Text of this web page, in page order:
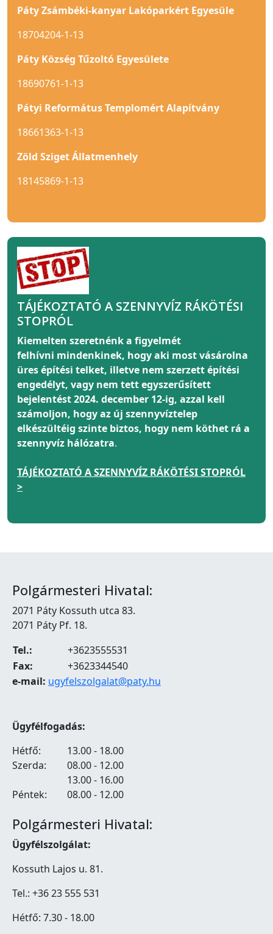
Páty Zsámbéki-kanyar Lakóparkért Egyesüle
18704204-1-13
Páty Község Tűzoltó Egyesülete
18690761-1-13
Pátyi Református Templomért Alapítvány
18661363-1-13
Zöld Sziget Állatmenhely
18145869-1-13
TÁJÉKOZTATÓ A SZENNYVÍZ RÁKÖTÉSI
STOPRÓL
Kiemelten szeretnénk a figyelmét
felhívni mindenkinek, hogy aki most vásárolna
üres építési telket, illetve nem szerzett építési
engedélyt, vagy nem tett egyszerűsített
bejelentést 2024. december 12-ig, azzal kell
számoljon, hogy az új szennyvíztelep
elkészültéig szinte biztos, hogy nem köthet rá a
szennyvíz hálózatra.
TÁJÉKOZTATÓ A SZENNYVÍZ RÁKÖTÉSI STOPRÓL
>
Polgármesteri Hivatal:
2071 Páty Kossuth utca 83.
2071 Páty Pf. 18.
Tel.:
+3623555531
Fax:
+3623344540
e-mail: ugyfelszolgalat@paty.hu
Ügyfélfogadás:
Hétfő:
13.00 - 18.00
Szerda:
08.00 - 12.00
13.00 - 16.00
Péntek:
08.00 - 12.00
Polgármesteri Hivatal:
Ügyfélszolgálat:
Kossuth Lajos u. 81.
Tel.: +36 23 555 531
Hétfő: 7.30 - 18.00